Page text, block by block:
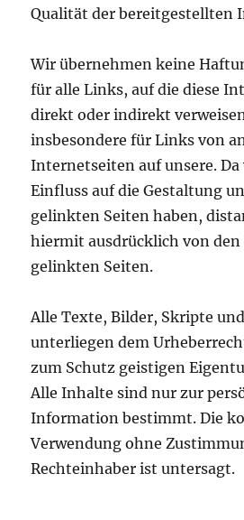
Qualität der bereitgestellten
Wir übernehmen keine
für alle Links, auf die diese
direkt oder indirekt
insbesondere für Links von
Internetseiten auf unsere.
Einfluss auf die Gestaltung
gelinkten Seiten haben,
hiermit ausdrücklich von
gelinkten Seiten.
Alle Texte, Bilder, Skripte
unterliegen dem
zum Schutz geistigen
Alle Inhalte sind nur zur
Information bestimmt. Die
Verwendung ohne
Rechteinhaber ist untersagt.